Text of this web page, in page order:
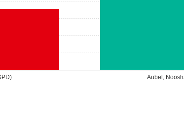
Aubel,